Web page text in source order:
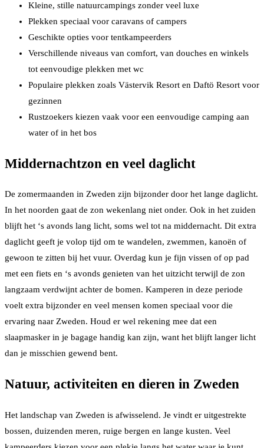
Kleine, stille natuurcampings zonder veel luxe
Plekken speciaal voor caravans of campers
Geschikte opties voor tentkampeerders
Verschillende niveaus van comfort, van douches en winkels
tot eenvoudige plekken met wc
Populaire plekken zoals Västervik Resort en Daftö Resort voor
gezinnen
Rustzoekers kiezen vaak voor een eenvoudige camping aan
water of in het bos
Middernachtzon en veel daglicht
De zomermaanden in Zweden zijn bijzonder door het lange daglicht.
In het noorden gaat de zon wekenlang niet onder. Ook in het zuiden
blijft het ‘s avonds lang licht, soms wel tot na middernacht. Dit extra
daglicht geeft je volop tijd om te wandelen, zwemmen, kanoën of
gewoon te zitten bij het vuur. Overdag kun je fijn vissen of op pad
met een fiets en ‘s avonds genieten van het uitzicht terwijl de zon
langzaam verdwijnt achter de bomen. Kamperen in deze periode
voelt extra bijzonder en veel mensen komen speciaal voor die
ervaring naar Zweden. Houd er wel rekening mee dat een
slaapmasker in je bagage handig kan zijn, want het blijft langer licht
dan je misschien gewend bent.
Natuur, activiteiten en dieren in Zweden
Het landschap van Zweden is afwisselend. Je vindt er uitgestrekte
bossen, duizenden meren, ruige bergen en lange kusten. Veel